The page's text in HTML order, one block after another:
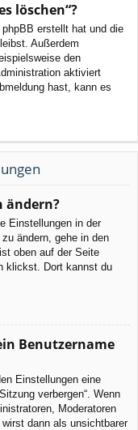
löschen“?
erstellt hat und die
Außerdem
den
aktiviert
hast, kann es
ändern?
Einstellungen in der
ändern, gehe in den
oben auf der Seite
klickst. Dort kannst du
Benutzername
Einstellungen eine
verbergen“. Wenn
Moderatoren
dann als unsichtbarer